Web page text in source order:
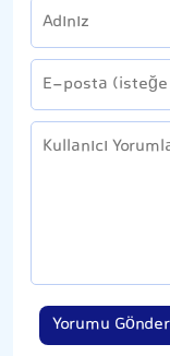
Yorumu Gönder